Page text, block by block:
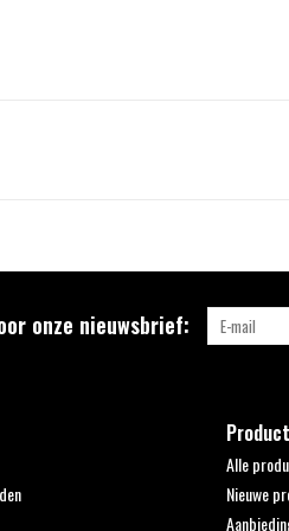
onze nieuwsbrief:
Alle
Nieuwe